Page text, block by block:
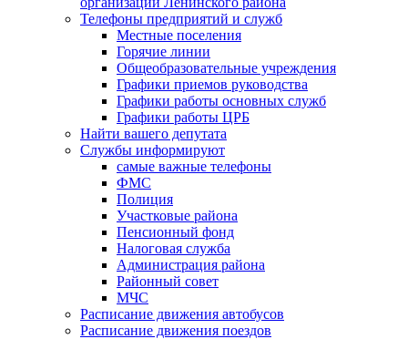
Телефоны предприятий и служб
Местные поселения
Горячие линии
Общеобразовательные учреждения
Графики приемов руководства
Графики работы основных служб
Графики работы ЦРБ
Найти вашего депутата
Службы информируют
самые важные телефоны
ФМС
Полиция
Участковые района
Пенсионный фонд
Налоговая служба
Администрация района
Районный совет
МЧС
Расписание движения автобусов
Расписание движения поездов